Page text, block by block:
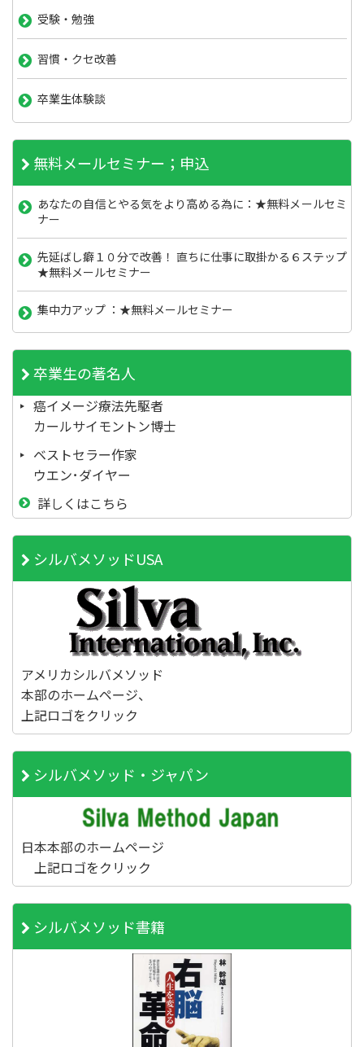
受験・勉強
習慣・クセ改善
卒業生体験談
無料メールセミナー；申込
あなたの自信とやる気をより高める為に：★無料メールセミ
ナー
先延ばし癖１０分で改善！ 直ちに仕事に取掛かる６ステップ
★無料メールセミナー
集中力アップ ：★無料メールセミナー
卒業生の著名人
癌イメージ療法先駆者
カールサイモントン博士
ベストセラー作家
ウエン･ダイヤー
詳しくはこちら
シルバメソッドUSA
アメリカシルバメソッド
本部のホームページ、
上記ロゴをクリック
シルバメソッド・ジャパン
日本本部のホームページ
上記ロゴをクリック
シルバメソッド書籍